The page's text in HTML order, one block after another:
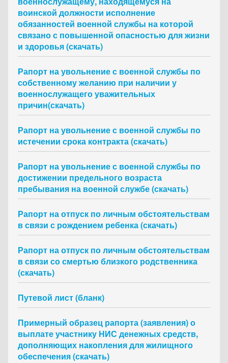
воинской должности исполнение
обязанностей военной службы на которой
связано с повышенной опасностью для жизни
и здоровья (скачать)
Рапорт на увольнение с военной службы по
собственному желанию при наличии у
военнослужащего уважительных
причин(скачать)
Рапорт на увольнение с военной службы по
истечении срока контракта (скачать)
Рапорт на увольнение с военной службы по
достижении предельного возраста
пребывания на военной службе (скачать)
Рапорт на отпуск по личным обстоятельствам
в связи с рождением ребенка (скачать)
Рапорт на отпуск по личным обстоятельствам
в связи со смертью близкого родственника
(скачать)
Путевой лист (бланк)
Примерный образец рапорта (заявления) о
выплате участнику НИС денежных средств,
дополняющих накопления для жилищного
обеспечения (скачать)